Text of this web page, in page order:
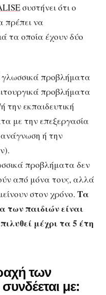
συστήνει ότι ο
πρέπει να
τα οποία έχουν δύο
προβλήματα
προβλήματα
την εκπαιδευτική
με την επεξεργασία
ή την
προβλήματα δεν
από μόνα τους, αλλά
στον χρόνο. Τα
των παιδιών είναι
μέχρι τα 5 έτη
των
με: